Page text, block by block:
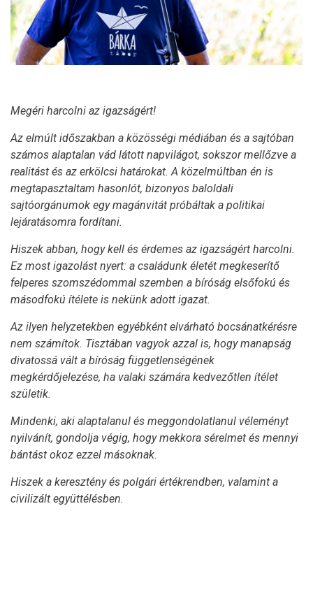
Megéri harcolni az igazságért!
Az elmúlt időszakban a közösségi médiában és a sajtóban
számos alaptalan vád látott napvilágot, sokszor mellőzve a
realitást és az erkölcsi határokat. A közelmúltban én is
megtapasztaltam hasonlót, bizonyos baloldali
sajtóorgánumok egy magánvitát próbáltak a politikai
lejáratásomra fordítani.
Hiszek abban, hogy kell és érdemes az igazságért harcolni.
Ez most igazolást nyert: a családunk életét megkeserítő
felperes szomszédommal szemben a bíróság elsőfokú és
másodfokú ítélete is nekünk adott igazat.
Az ilyen helyzetekben egyébként elvárható bocsánatkérésre
nem számítok. Tisztában vagyok azzal is, hogy manapság
divatossá vált a bíróság függetlenségének
megkérdőjelezése, ha valaki számára kedvezőtlen ítélet
születik.
Mindenki, aki alaptalanul és meggondolatlanul véleményt
nyilvánít, gondolja végig, hogy mekkora sérelmet és mennyi
bántást okoz ezzel másoknak.
Hiszek a keresztény és polgári értékrendben, valamint a
civilizált együttélésben.